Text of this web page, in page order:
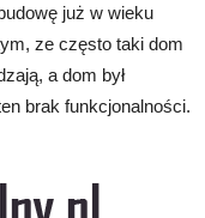
już w wieku
ze często taki dom
a dom był
brak funkcjonalności.